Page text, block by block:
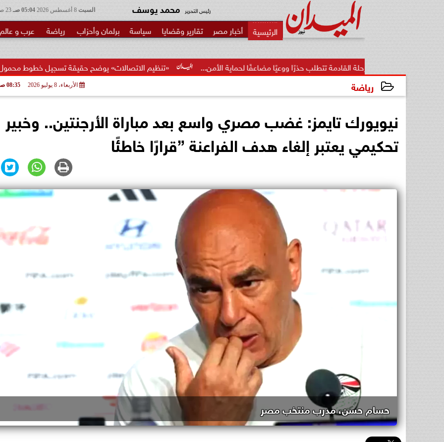
السبت 05:04 صـ رئيس التحرير محمد يوسف
أخبار مصر تقارير وقضايا سياسة برلمان وأحزاب رياضة عرب و عالم
«تنظيم الاتصالات» يوضح حقيقة تسجيل خطوط محمول بأسماء المرحلة القادمة تتطلب حذرًا ووعيًا مضاعفًا لحماية الأمن...
رياضة الأربعاء، 8 يوليو 2026 08:35 صـ
نيويورك تايمز: غضب مصري واسع بعد مباراة الأرجنتين.. وخبير
تحكيمي يعتبر إلغاء هدف الفراعنة ”قرارًا خاطئًا
حسام حسن، مدرب منتخب مصر